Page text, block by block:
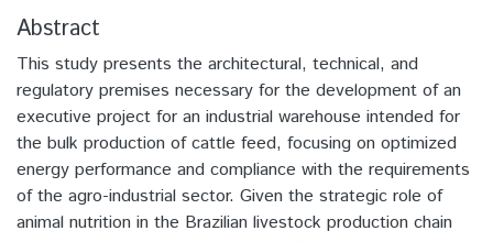
Abstract
This study presents the architectural, technical, and
regulatory premises necessary for the development of an
executive project for an industrial warehouse intended for
the bulk production of cattle feed, focusing on optimized
energy performance and compliance with the requirements
of the agro-industrial sector. Given the strategic role of
animal nutrition in the Brazilian livestock production chain